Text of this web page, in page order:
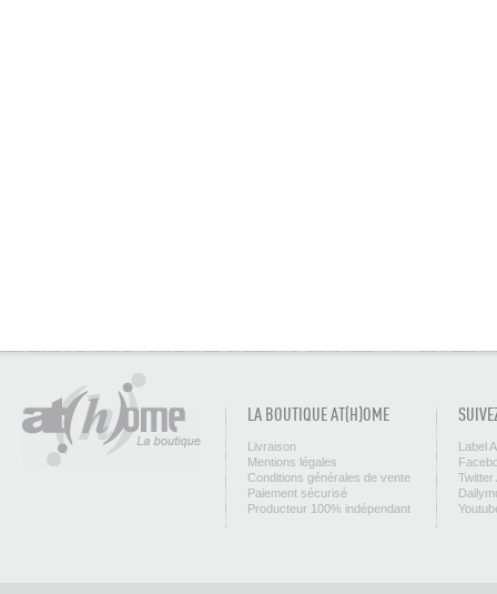
LA BOUTIQUE AT(H)OME
Livraison
Mentions légales
Conditions générales de vente
Paiement sécurisé
Producteur 100% indépendant
Label
Twitter